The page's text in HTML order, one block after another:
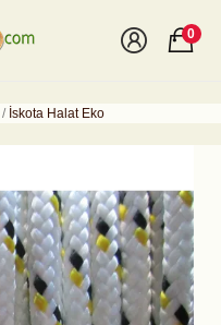
0
İskota Halat Eko